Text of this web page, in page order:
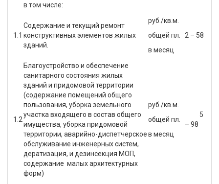
в том числе:
1.1
Содержание и текущий ремонт
конструктивных элементов жилых
зданий.
руб./кв.м.
общей пл.
в месяц
2 – 58
1.2
Благоустройство и обеспечение
санитарного состояния жилых
зданий и придомовой территории
(содержание помещений общего
пользования, уборка земельного
участка входящего в состав общего
имущества, уборка придомовой
территории, аварийно-диспетчерское
обслуживание инженерных систем,
дератизация, и дезинсекция МОП,
содержание малых архитектурных
форм)
руб./кв.м.
общей пл.
в месяц
5
– 98